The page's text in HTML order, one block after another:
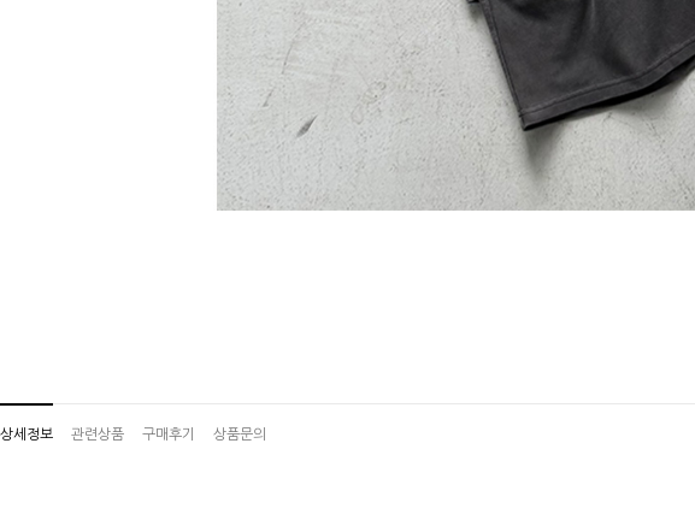
상세정보 관련상품 구매후기 상품문의